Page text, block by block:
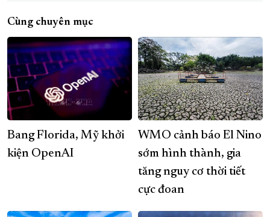
Cùng chuyên mục
Bang Florida, Mỹ khởi
kiện OpenAI
WMO cảnh báo El Nino
sớm hình thành, gia
tăng nguy cơ thời tiết
cực đoan